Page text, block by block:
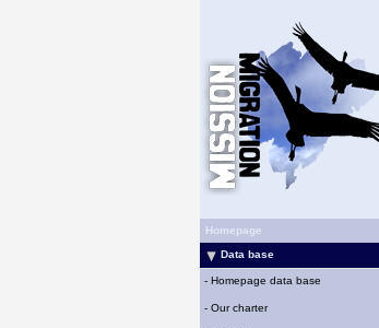
Homepage
Data base
- Homepage data base
- Our charter